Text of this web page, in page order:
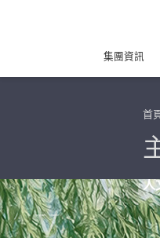
集團資訊
首
人